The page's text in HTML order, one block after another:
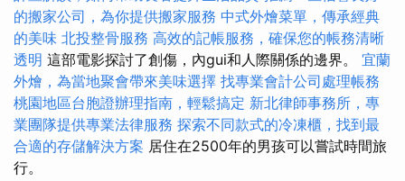
的搬家公司，為你提供搬家服務 中式外燴菜單，傳承經典
的美味 北投整骨服務 高效的記帳服務，確保您的帳務清晰
透明 這部電影探討了創傷，內gui和人際關係的邊界。 宜蘭
外燴，為當地聚會帶來美味選擇 找專業會計公司處理帳務
桃園地區台胞證辦理指南，輕鬆搞定 新北律師事務所，專
業團隊提供專業法律服務 探索不同款式的冷凍櫃，找到最
合適的存儲解決方案 居住在2500年的男孩可以嘗試時間旅
行。